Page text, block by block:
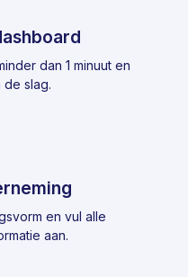
dan 1 minuut en
de slag.
en vul alle
aan.